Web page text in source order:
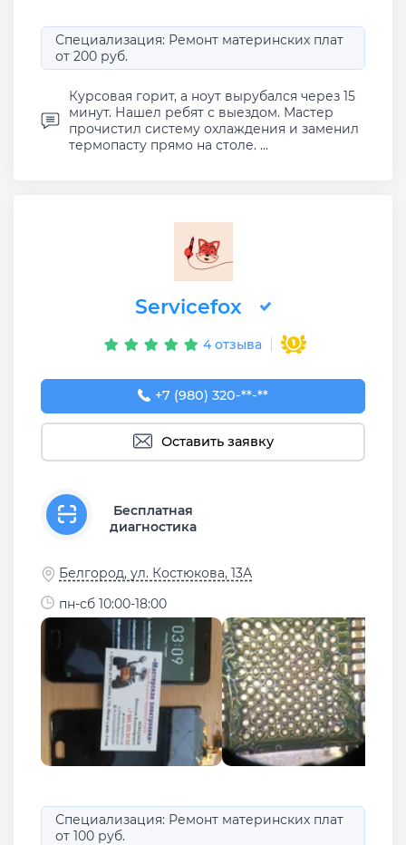
Специализация: Ремонт материнских плат
от 200 руб.
Курсовая горит, а ноут вырубался через 15
минут. Нашел ребят с выездом. Мастер
прочистил систему охлаждения и заменил
термопасту прямо на столе. ...
Servicefox
4 отзыва
+7 (980) 320-54-03
+7 (980) 320-**-**
Оставить заявку
Бесплатная
диагностика
Белгород, ул. Костюкова, 13А
пн-сб 10:00-18:00
Специализация: Ремонт материнских плат
от 100 руб.